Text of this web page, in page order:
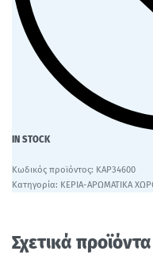
IN STOCK
ΚΑΡ34600
Κατηγορία: ΚΕΡΙΑ-ΑΡΩΜΑΤΙΚΑ
Σχετικά προϊόντα